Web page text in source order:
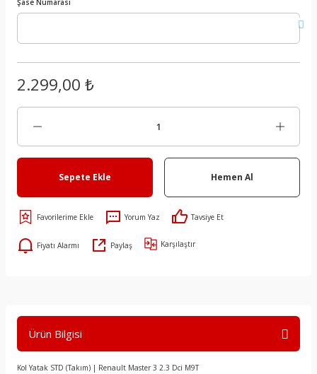
Şase Numarası
2.299,00 ₺
Sepete Ekle Hemen Al
Yorum Yaz Tavsiye Et
Fiyatı Alarmı Paylaş Karşılaştır
Ürün Bilgisi
Kol Yatak STD (Takım) | Renault Master 3 2.3 Dci M9T